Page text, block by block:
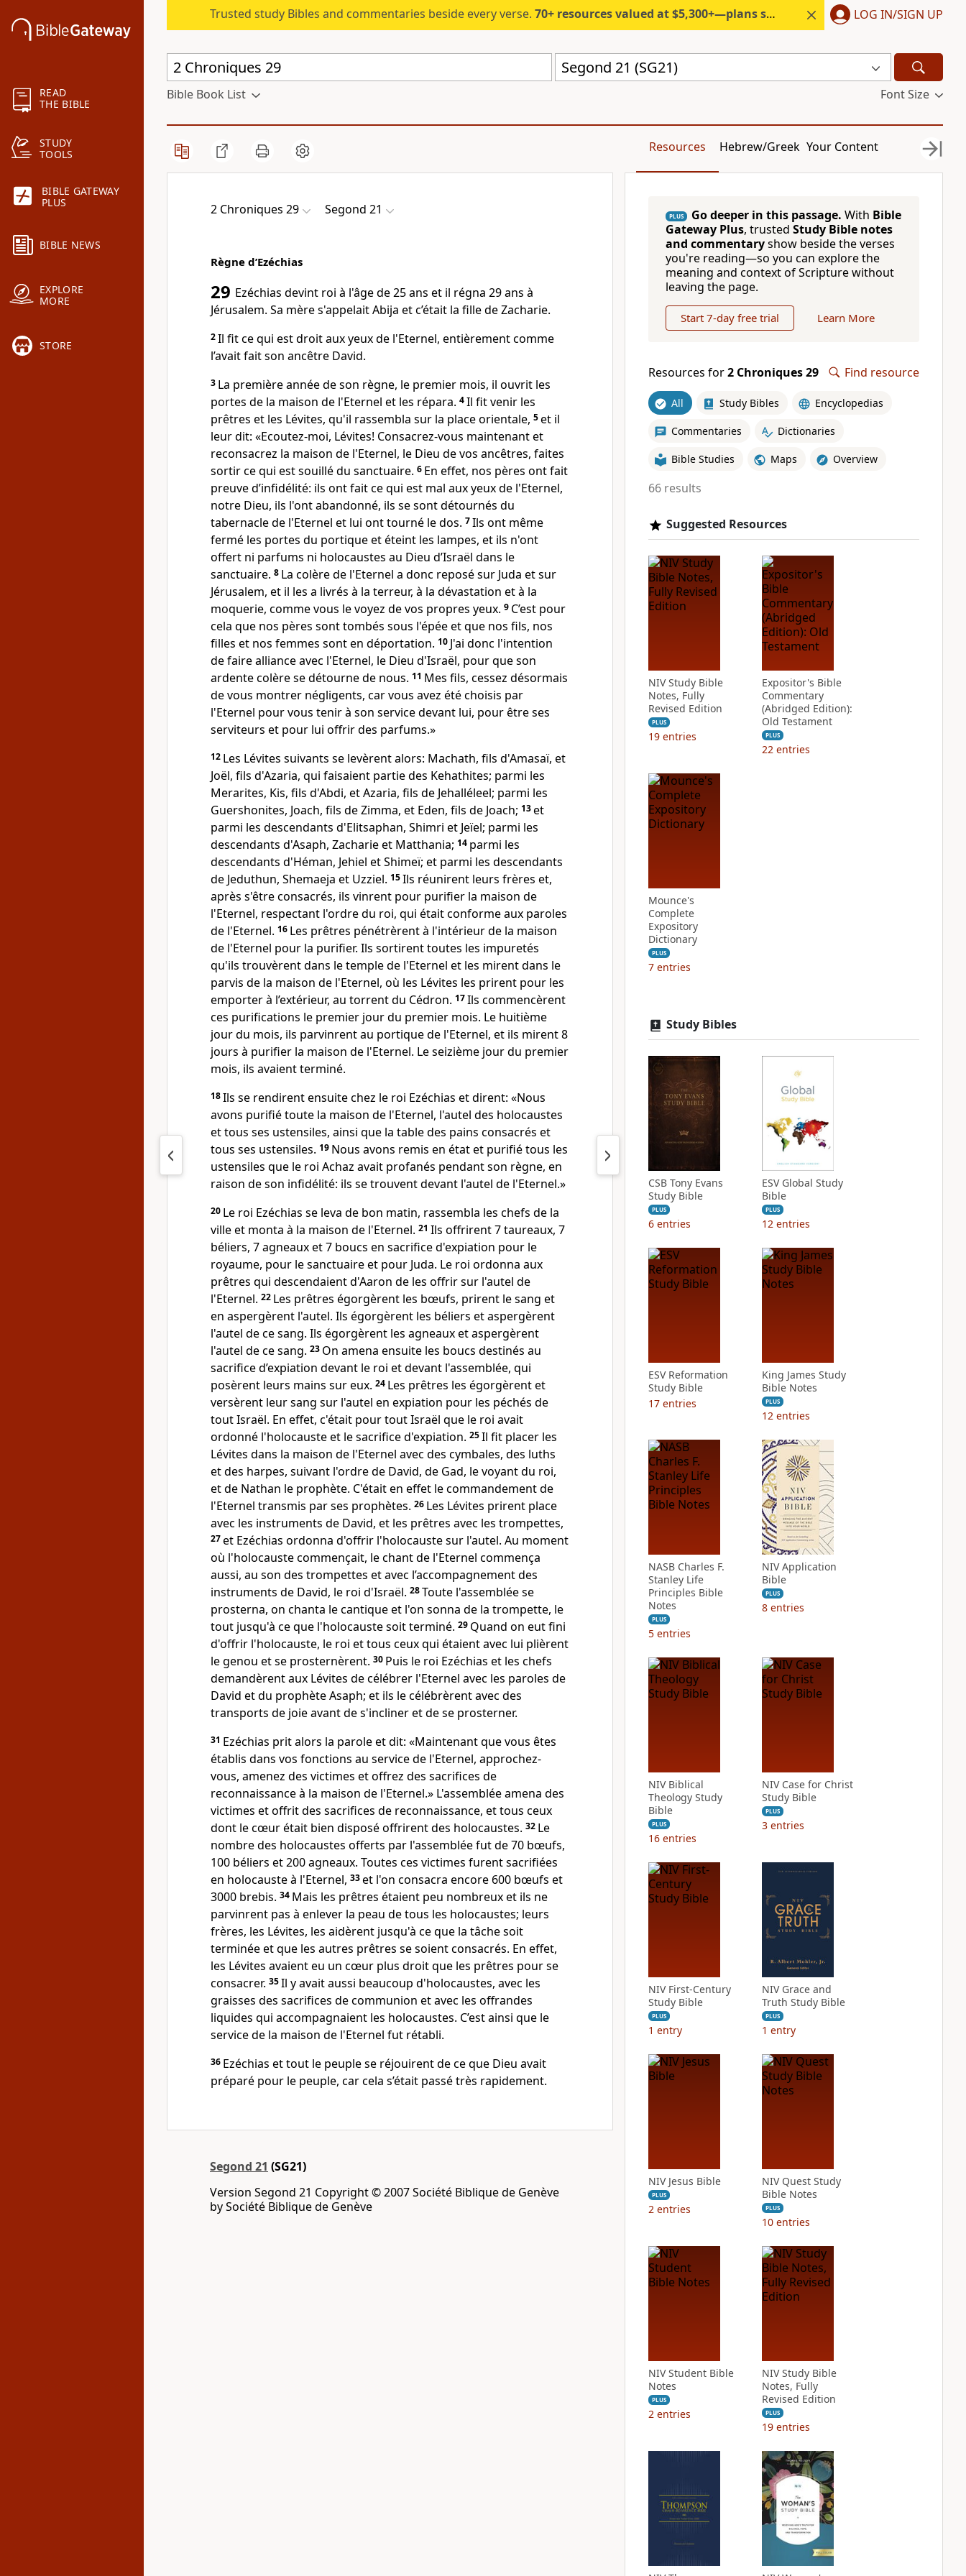
READ
THE BIBLE
STUDY
TOOLS
BIBLE GATEWAY
PLUS
BIBLE NEWS
EXPLORE
MORE
STORE
Trusted study Bibles and commentaries beside every verse. 70+ resources valued at $5,300+—plans start under $6/month. LOG IN/SIGN UP
Segond 21 (SG21)
Bible Book List Font Size
Resources Hebrew/Greek Your Content
2 Chroniques 29 Segond 21
Règne d’Ezéchias
29 Ezéchias devint roi à l'âge de 25 ans et il régna 29 ans à
Jérusalem. Sa mère s'appelait Abija et c’était la fille de Zacharie.
2Il fit ce qui est droit aux yeux de l'Eternel, entièrement comme
l’avait fait son ancêtre David.
3 La première année de son règne, le premier mois, il ouvrit les
portes de la maison de l'Eternel et les répara. 4Il fit venir les
prêtres et les Lévites, qu'il rassembla sur la place orientale, 5et il
leur dit: «Ecoutez-moi, Lévites! Consacrez-vous maintenant et
reconsacrez la maison de l'Eternel, le Dieu de vos ancêtres, faites
sortir ce qui est souillé du sanctuaire. 6 En effet, nos pères ont fait
preuve d’infidélité: ils ont fait ce qui est mal aux yeux de l'Eternel,
notre Dieu, ils l'ont abandonné, ils se sont détournés du
tabernacle de l'Eternel et lui ont tourné le dos. 7Ils ont même
fermé les portes du portique et éteint les lampes, et ils n'ont
offert ni parfums ni holocaustes au Dieu d’Israël dans le
sanctuaire. 8 La colère de l'Eternel a donc reposé sur Juda et sur
Jérusalem, et il les a livrés à la terreur, à la dévastation et à la
moquerie, comme vous le voyez de vos propres yeux. 9 C’est pour
cela que nos pères sont tombés sous l'épée et que nos fils, nos
filles et nos femmes sont en déportation. 10 J'ai donc l'intention
de faire alliance avec l'Eternel, le Dieu d'Israël, pour que son
ardente colère se détourne de nous. 11 Mes fils, cessez désormais
de vous montrer négligents, car vous avez été choisis par
l'Eternel pour vous tenir à son service devant lui, pour être ses
serviteurs et pour lui offrir des parfums.»
12 Les Lévites suivants se levèrent alors: Machath, fils d'Amasaï, et
Joël, fils d'Azaria, qui faisaient partie des Kehathites; parmi les
Merarites, Kis, fils d'Abdi, et Azaria, fils de Jehalléleel; parmi les
Guershonites, Joach, fils de Zimma, et Eden, fils de Joach; 13et
parmi les descendants d'Elitsaphan, Shimri et Jeïel; parmi les
descendants d'Asaph, Zacharie et Matthania; 14 parmi les
descendants d'Héman, Jehiel et Shimeï; et parmi les descendants
de Jeduthun, Shemaeja et Uzziel. 15Ils réunirent leurs frères et,
après s'être consacrés, ils vinrent pour purifier la maison de
l'Eternel, respectant l'ordre du roi, qui était conforme aux paroles
de l'Eternel. 16 Les prêtres pénétrèrent à l'intérieur de la maison
de l'Eternel pour la purifier. Ils sortirent toutes les impuretés
qu'ils trouvèrent dans le temple de l'Eternel et les mirent dans le
parvis de la maison de l'Eternel, où les Lévites les prirent pour les
emporter à l’extérieur, au torrent du Cédron. 17Ils commencèrent
ces purifications le premier jour du premier mois. Le huitième
jour du mois, ils parvinrent au portique de l'Eternel, et ils mirent 8
jours à purifier la maison de l'Eternel. Le seizième jour du premier
mois, ils avaient terminé.
18Ils se rendirent ensuite chez le roi Ezéchias et dirent: «Nous
avons purifié toute la maison de l'Eternel, l'autel des holocaustes
et tous ses ustensiles, ainsi que la table des pains consacrés et
tous ses ustensiles. 19 Nous avons remis en état et purifié tous les
ustensiles que le roi Achaz avait profanés pendant son règne, en
raison de son infidélité: ils se trouvent devant l'autel de l'Eternel.»
20 Le roi Ezéchias se leva de bon matin, rassembla les chefs de la
ville et monta à la maison de l'Eternel. 21 Ils offrirent 7 taureaux, 7
béliers, 7 agneaux et 7 boucs en sacrifice d'expiation pour le
royaume, pour le sanctuaire et pour Juda. Le roi ordonna aux
prêtres qui descendaient d'Aaron de les offrir sur l'autel de
l'Eternel. 22 Les prêtres égorgèrent les bœufs, prirent le sang et
en aspergèrent l'autel. Ils égorgèrent les béliers et aspergèrent
l'autel de ce sang. Ils égorgèrent les agneaux et aspergèrent
l'autel de ce sang. 23 On amena ensuite les boucs destinés au
sacrifice d’expiation devant le roi et devant l'assemblée, qui
posèrent leurs mains sur eux. 24 Les prêtres les égorgèrent et
versèrent leur sang sur l'autel en expiation pour les péchés de
tout Israël. En effet, c'était pour tout Israël que le roi avait
ordonné l'holocauste et le sacrifice d'expiation. 25Il fit placer les
Lévites dans la maison de l'Eternel avec des cymbales, des luths
et des harpes, suivant l'ordre de David, de Gad, le voyant du roi,
et de Nathan le prophète. C'était en effet le commandement de
l'Eternel transmis par ses prophètes. 26 Les Lévites prirent place
avec les instruments de David, et les prêtres avec les trompettes,
27et Ezéchias ordonna d'offrir l'holocauste sur l'autel. Au moment
où l'holocauste commençait, le chant de l'Eternel commença
aussi, au son des trompettes et avec l’accompagnement des
instruments de David, le roi d'Israël. 28Toute l'assemblée se
prosterna, on chanta le cantique et l'on sonna de la trompette, le
tout jusqu'à ce que l'holocauste soit terminé. 29 Quand on eut fini
d'offrir l'holocauste, le roi et tous ceux qui étaient avec lui plièrent
le genou et se prosternèrent. 30 Puis le roi Ezéchias et les chefs
demandèrent aux Lévites de célébrer l'Eternel avec les paroles de
David et du prophète Asaph; et ils le célébrèrent avec des
transports de joie avant de s'incliner et de se prosterner.
31 Ezéchias prit alors la parole et dit: «Maintenant que vous êtes
établis dans vos fonctions au service de l'Eternel, approchez-
vous, amenez des victimes et offrez des sacrifices de
reconnaissance à la maison de l'Eternel.» L'assemblée amena des
victimes et offrit des sacrifices de reconnaissance, et tous ceux
dont le cœur était bien disposé offrirent des holocaustes. 32 Le
nombre des holocaustes offerts par l'assemblée fut de 70 bœufs,
100 béliers et 200 agneaux. Toutes ces victimes furent sacrifiées
en holocauste à l'Eternel, 33et l'on consacra encore 600 bœufs et
3000 brebis. 34 Mais les prêtres étaient peu nombreux et ils ne
parvinrent pas à enlever la peau de tous les holocaustes; leurs
frères, les Lévites, les aidèrent jusqu'à ce que la tâche soit
terminée et que les autres prêtres se soient consacrés. En effet,
les Lévites avaient eu un cœur plus droit que les prêtres pour se
consacrer. 35Il y avait aussi beaucoup d'holocaustes, avec les
graisses des sacrifices de communion et avec les offrandes
liquides qui accompagnaient les holocaustes. C’est ainsi que le
service de la maison de l'Eternel fut rétabli.
36 Ezéchias et tout le peuple se réjouirent de ce que Dieu avait
préparé pour le peuple, car cela s’était passé très rapidement.
Segond 21 (SG21)
Version Segond 21 Copyright © 2007 Société Biblique de Genève
by Société Biblique de Genève
PLUS Go deeper in this passage. With Bible
Gateway Plus, trusted Study Bible notes
and commentaryshow beside the verses
you're reading—so you can explore the
meaning and context of Scripture without
leaving the page.
Start 7-day free trial Learn More
Resources for2 Chroniques 29 Find resource
All Study Bibles Encyclopedias
Commentaries Dictionaries
Bible Studies Maps Overview
66 results
Suggested Resources
NIV Study Bible
Notes, Fully
Revised Edition
PLUS
19 entries
Expositor's Bible
Commentary
(Abridged Edition):
Old Testament
PLUS
22 entries
Mounce's
Complete
Expository
Dictionary
PLUS
7 entries
Study Bibles
CSB Tony Evans
Study Bible
PLUS
6 entries
ESV Global Study
Bible
PLUS
12 entries
ESV Reformation
Study Bible
17 entries
King James Study
Bible Notes
PLUS
12 entries
NASB Charles F.
Stanley Life
Principles Bible
Notes
PLUS
5 entries
NIV Application
Bible
PLUS
8 entries
NIV Biblical
Theology Study
Bible
PLUS
16 entries
NIV Case for Christ
Study Bible
PLUS
3 entries
NIV First-Century
Study Bible
PLUS
1 entry
NIV Grace and
Truth Study Bible
PLUS
1 entry
NIV Jesus Bible
PLUS
2 entries
NIV Quest Study
Bible Notes
PLUS
10 entries
NIV Student Bible
Notes
PLUS
2 entries
NIV Study Bible
Notes, Fully
Revised Edition
PLUS
19 entries